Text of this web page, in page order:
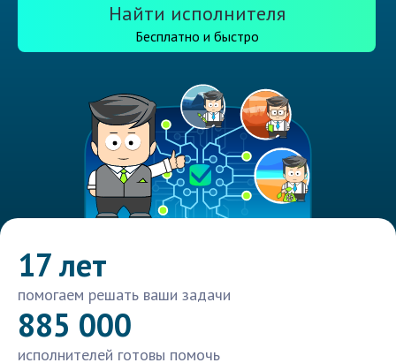
Найти исполнителя
Бесплатно и быстро
17 лет
помогаем решать ваши задачи
885 000
исполнителей готовы помочь